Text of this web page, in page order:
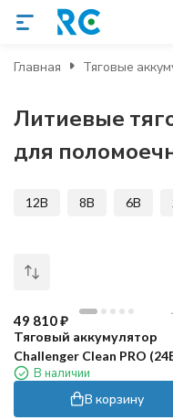
Главная Тяговые
Литиевые
для
12В 8В 6В
49 810₽
Тяговый аккумулятор
Challenger Clean PRO
65Ач, LiFePO4)
В наличии
В корзину